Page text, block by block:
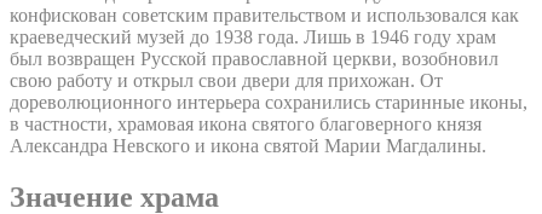
конфискован советским правительством и использовался как
краеведческий музей до 1938 года. Лишь в 1946 году храм
был возвращен Русской православной церкви, возобновил
свою работу и открыл свои двери для прихожан. От
дореволюционного интерьера сохранились старинные иконы,
в частности, храмовая икона святого благоверного князя
Александра Невского и икона святой Марии Магдалины.
Значение храма